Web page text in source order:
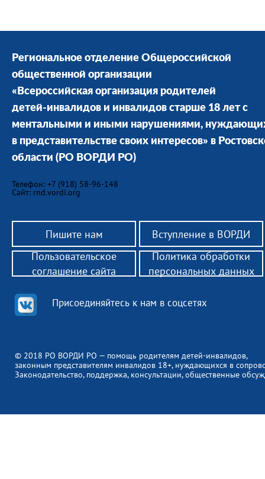
Региональное отделение Общероссийской
общественной организации
«Всероссийская организация родителей
детей-инвалидов и инвалидов старше 18 лет с
ментальными и иными нарушениями,
в представительстве своих интересов» в
области (РО ВОРДИ РО)
Телефон: +7 (918) 58-96-148
Сайт: rnd.vordi.org
Пишите нам Вступление в ВОРДИ
© 2018 РО ВОРДИ РО — помощь родителям детей-инвалидов,
законным представителям инвалидов 18+, нуждающихся в
Законодательство, поддержка, консультации, общественные
Присоединяйтесь к нам в соцсетях
Пользовательское
соглашение сайта
Политика обработки
персональных данных